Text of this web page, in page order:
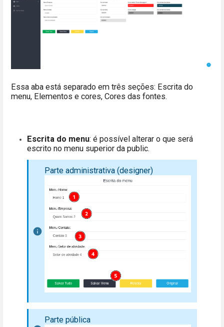
Essa aba está separado em três seções: Escrita do
menu, Elementos e cores, Cores das fontes.
Escrita do menu: é possível alterar o que será
escrito no menu superior da public.
Parte administrativa (designer)
Parte pública